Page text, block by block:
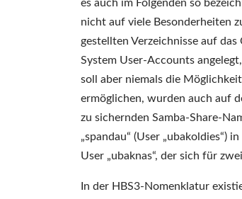
es auch im Folgenden so
nicht auf viele Besonderheiten
gestellten Verzeichnisse auf
System User-Accounts
soll aber niemals die
ermöglichen, wurden auch auf
zu sichernden Samba-Share-
„spandau“ (User „ubakoldies“)
User „ubaknas“, der sich für
In der HBS3-Nomenklatur